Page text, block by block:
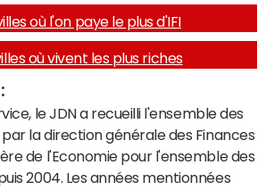
où l'on paye le plus d'IFI
où vivent les plus riches
le JDN a recueilli l'ensemble des
la direction générale des Finances
de l'Economie pour l'ensemble des
2004. Les années mentionnées